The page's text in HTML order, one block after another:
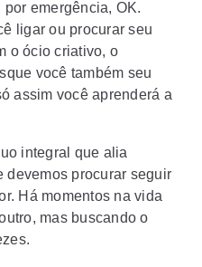
emergência, OK.
ligar ou procurar seu
o ócio criativo, o
você também seu
assim você aprenderá a
integral que alia
devemos procurar seguir
Há momentos na vida
mas buscando o